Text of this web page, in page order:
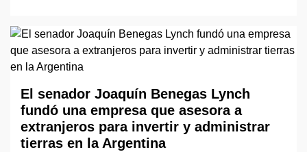
El senador Joaquín Benegas Lynch
fundó una empresa que asesora a
extranjeros para invertir y administrar
tierras en la Argentina